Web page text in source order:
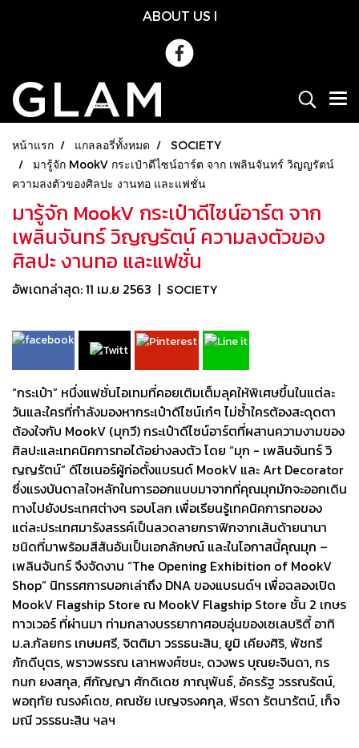
ABOUT US l
หน้าแรก แกลลอรี่ทั้งหมด
SOCIETY
มารู้จัก MookV กระเป๋าดีไซน์อาร์ต จาก เพลินจันทร์ วิญญรัตน์
ความลงตัวของศิลปะ งานทอ และแฟชั่น
มารู้จัก MookV กระเป๋าดีไซน์อาร์ต จาก
เพลินจันทร์ วิญญรัตน์ ความลงตัวของ
ศิลปะ งานทอ และแฟชั่น
อัพเดทล่าสุด: 11 เม.ย 2563 | SOCIETY
“กระเป๋า” หนึ่งแฟชั่นไอเทมที่คอยเติมเต็มลุคให้พิเศษขึ้นในแต่ละ
วันและใครที่กำลังมองหากระเป๋าดีไซน์เก๋ๆ ไม่ซ้ำใครต้องสะดุดตา
ต้องใจกับ MookV (มุกวี) กระเป๋าดีไซน์อาร์ตที่ผสานความงามของ
ศิลปะและเทคนิคการทอได้อย่างลงตัว โดย “มุก - เพลินจันทร์ วิ
ญญรัตน์” ดีไซเนอร์ผู้ก่อตั้งแบรนด์ MookV และ Art Decorator
ซึ่งแรงบันดาลใจหลักในการออกแบบมาจากที่คุณมุกมักจะออกเดิน
ทางไปยังประเทศต่างๆ รอบโลก เพื่อเรียนรู้เทคนิคการทอของ
แต่ละประเทศมารังสรรค์เป็นลวดลายกราฟิกจากเส้นด้ายนานา
ชนิดที่มาพร้อมสีสันอันเป็นเอกลักษณ์ และในโอกาสนี้คุณมุก –
เพลินจันทร์ จึงจัดงาน “The Opening Exhibition of MookV
Shop” นิทรรศการบอกเล่าถึง DNA ของแบรนด์ฯ เพื่อฉลองเปิด
MookV Flagship Store ณ MookV Flagship Store ชั้น 2 เกษร
ทาวเวอร์ ที่ผ่านมา ท่ามกลางบรรยากาศอบอุ่นของเซเลบริตี้ อาทิ
ม.ล.กัลยกร เกษมศรี, จิตติมา วรรธนะสิน, ยูมิ เคียงศิริ, พัชทรี
ภักดีบุตร, พราวพรรณ เลาหพงศ์ชนะ, ดวงพร บุณยะจินดา, กร
กนก ยงสกุล, ศีกัญญา ศักดิเดช ภาณุพันธ์, อัครรัฐ วรรณรัตน์,
พอฤทัย ณรงค์เดช, คณชัย เบญจรงคกุล, พีรดา รัตนารัตน์, เก็จ
มณี วรรธนะสิน ฯลฯ